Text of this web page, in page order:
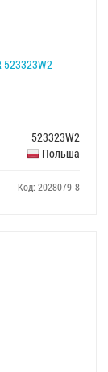
523323W2
Польша
Код: 2028079-8